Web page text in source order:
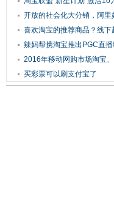
开放的社会化大分销，阿
喜欢淘宝的推荐商品？线
辣妈帮携淘宝推出PGC直播
2016年移动网购市场淘宝
买彩票可以刷支付宝了